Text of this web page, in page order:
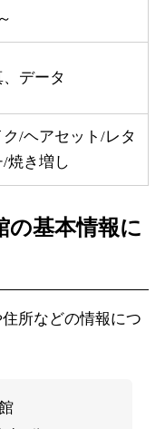
データ
ク/ヘアセット/レタ
/焼き増し
の基本情報に
所などの情報につ